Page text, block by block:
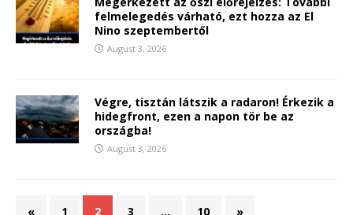
felmelegedés várható, ezt hozza az El
Nino szeptembertől
August 3, 2026
Végre, tisztán látszik a radaron! Érkezik a
hidegfront, ezen a napon tör be az
országba!
August 3, 2026
« 1 2 3 … 10 »